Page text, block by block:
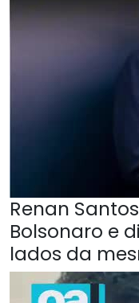
Renan
Bolsonaro e
lados da